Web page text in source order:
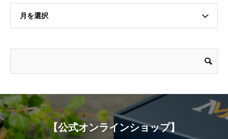
月を選択
【公式オンラインショップ】